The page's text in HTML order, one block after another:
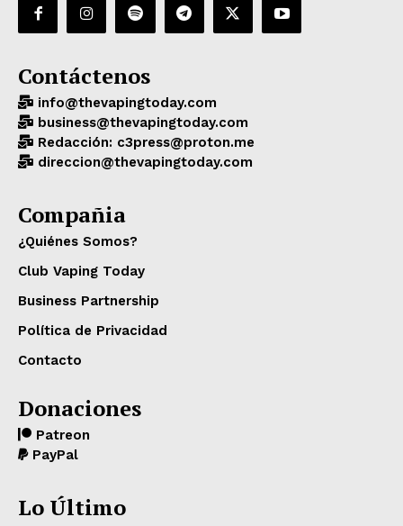
Contáctenos
info@thevapingtoday.com
business@thevapingtoday.com
Redacción: c3press@proton.me
direccion@thevapingtoday.com
Compañia
¿Quiénes Somos?
Club Vaping Today
Business Partnership
Política de Privacidad
Contacto
Donaciones
Patreon
PayPal
Lo Último